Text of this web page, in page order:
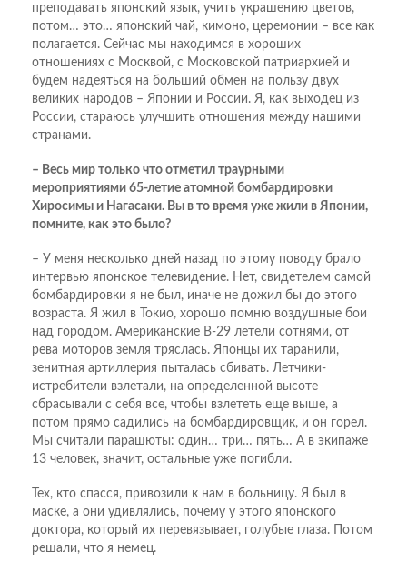
преподавать японский язык, учить украшению цветов,
потом… это… японский чай, кимоно, церемонии – все как
полагается. Сейчас мы находимся в хороших
отношениях с Москвой, с Московской патриархией и
будем надеяться на больший обмен на пользу двух
великих народов – Японии и России. Я, как выходец из
России, стараюсь улучшить отношения между нашими
странами.
– Весь мир только что отметил траурными
мероприятиями 65-летие атомной бомбардировки
Хиросимы и Нагасаки. Вы в то время уже жили в Японии,
помните, как это было?
– У меня несколько дней назад по этому поводу брало
интервью японское телевидение. Нет, свидетелем самой
бомбардировки я не был, иначе не дожил бы до этого
возраста. Я жил в Токио, хорошо помню воздушные бои
над городом. Американские B-29 летели сотнями, от
рева моторов земля тряслась. Японцы их таранили,
зенитная артиллерия пыталась сбивать. Летчики-
истребители взлетали, на определенной высоте
сбрасывали с себя все, чтобы взлететь еще выше, а
потом прямо садились на бомбардировщик, и он горел.
Мы считали парашюты: один… три… пять… А в экипаже
13 человек, значит, остальные уже погибли.
Тех, кто спасся, привозили к нам в больницу. Я был в
маске, а они удивлялись, почему у этого японского
доктора, который их перевязывает, голубые глаза. Потом
решали, что я немец.